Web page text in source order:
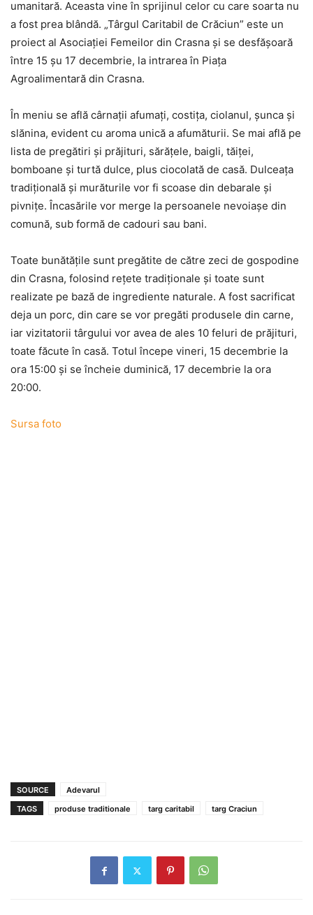
umanitară. Aceasta vine în sprijinul celor cu care soarta nu
a fost prea blândă. „Târgul Caritabil de Crăciun” este un
proiect al Asociaţiei Femeilor din Crasna şi se desfăşoară
între 15 şu 17 decembrie, la intrarea în Piaţa
Agroalimentară din Crasna.
În meniu se află cârnaţii afumaţi, costiţa, ciolanul, şunca şi
slănina, evident cu aroma unică a afumăturii. Se mai află pe
lista de pregătiri şi prăjituri, sărăţele, baigli, tăiţei,
bomboane şi turtă dulce, plus ciocolată de casă. Dulceaţa
tradiţională şi murăturile vor fi scoase din debarale şi
pivniţe. Încasările vor merge la persoanele nevoiaşe din
comună, sub formă de cadouri sau bani.
Toate bunătăţile sunt pregătite de către zeci de gospodine
din Crasna, folosind reţete tradiţionale şi toate sunt
realizate pe bază de ingrediente naturale. A fost sacrificat
deja un porc, din care se vor pregăti produsele din carne,
iar vizitatorii târgului vor avea de ales 10 feluri de prăjituri,
toate făcute în casă. Totul începe vineri, 15 decembrie la
ora 15:00 şi se încheie duminică, 17 decembrie la ora
20:00.
Sursa foto
SOURCE
Adevarul
TAGS
produse traditionale targ caritabil targ Craciun